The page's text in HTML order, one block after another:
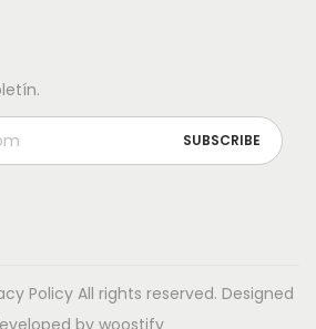
Policy All rights reserved. Designed